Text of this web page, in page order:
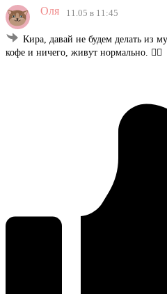
Оля 11.05 в 11:45
Кира, давай не будем делать из
кофе и ничего, живут нормально. 🤷‍♀️